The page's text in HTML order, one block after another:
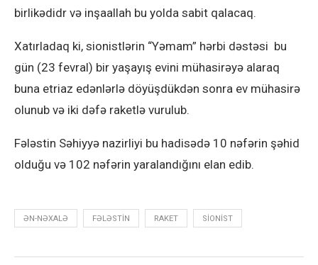
birlikədidr və inşaallah bu yolda sabit qalacaq.
Xatırladaq ki, sionistlərin “Yəmam” hərbi dəstəsi bu
gün (23 fevral) bir yaşayış evini mühasirəyə alaraq
buna etriaz edənlərlə döyüşdükdən sonra ev mühasirə
olunub və iki dəfə raketlə vurulub.
Fələstin Səhiyyə nazirliyi bu hadisədə 10 nəfərin şəhid
olduğu və 102 nəfərin yaralandığını elan edib.
ƏN-NƏXALƏ FƏLƏSTIN RAKET SIONIST